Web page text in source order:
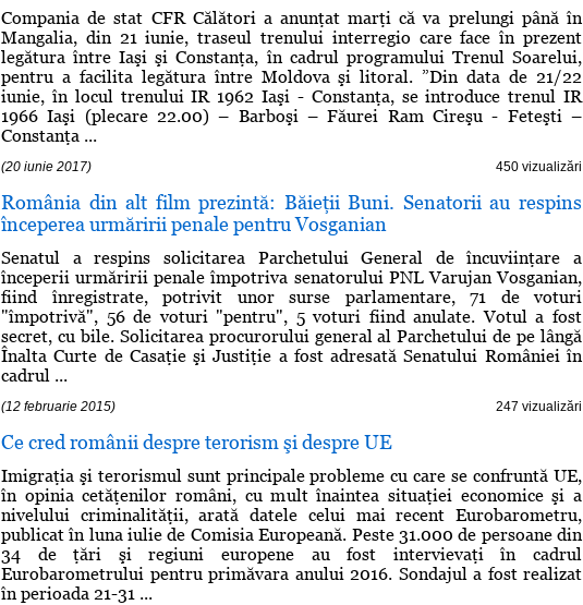
Compania de stat CFR Călători a anunţat marţi că va prelungi până în
Mangalia, din 21 iunie, traseul trenului interregio care face în prezent
legătura între Iaşi şi Constanţa, în cadrul programului Trenul Soarelui,
pentru a facilita legătura între Moldova şi litoral. ”Din data de 21/22
iunie, în locul trenului IR 1962 Iaşi - Constanţa, se introduce trenul IR
1966 Iaşi (plecare 22.00) – Barboşi – Făurei Ram Cireşu - Feteşti –
Constanţa ...
(20 iunie 2017) 450 vizualizări
România din alt film prezintă: Băieţii Buni. Senatorii au respins
începerea urmăririi penale pentru Vosganian
Senatul a respins solicitarea Parchetului General de încuviinţare a
începerii urmăririi penale împotriva senatorului PNL Varujan Vosganian,
fiind înregistrate, potrivit unor surse parlamentare, 71 de voturi
"împotrivă", 56 de voturi "pentru", 5 voturi fiind anulate. Votul a fost
secret, cu bile. Solicitarea procurorului general al Parchetului de pe lângă
Înalta Curte de Casaţie şi Justiţie a fost adresată Senatului României în
cadrul ...
(12 februarie 2015) 247 vizualizări
Ce cred românii despre terorism şi despre UE
Imigraţia şi terorismul sunt principale probleme cu care se confruntă UE,
în opinia cetăţenilor români, cu mult înaintea situaţiei economice şi a
nivelului criminalităţii, arată datele celui mai recent Eurobarometru,
publicat în luna iulie de Comisia Europeană. Peste 31.000 de persoane din
34 de ţări şi regiuni europene au fost intervievaţi în cadrul
Eurobarometrului pentru primăvara anului 2016. Sondajul a fost realizat
în perioada 21-31 ...